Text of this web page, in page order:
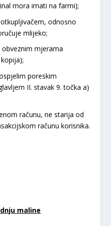
mora imati na farmi);
odnosno
mlijeko;
mjerama
poreskim
II. stavak 9. točka a)
računu, ne starija od
računu korisnika.
maline